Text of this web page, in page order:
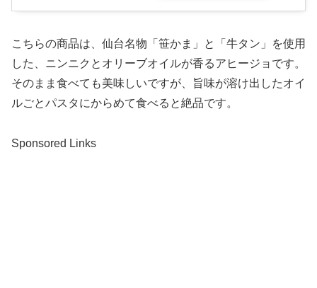
こちらの商品は、仙台名物「笹かま」と「牛タン」を使用
した、ニンニクとオリーブオイルが香るアヒージョです。
そのまま食べても美味しいですが、旨味が溶け出したオイ
ルごとパスタにからめて食べると絶品です。
Sponsored Links